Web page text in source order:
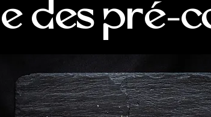
des pré-